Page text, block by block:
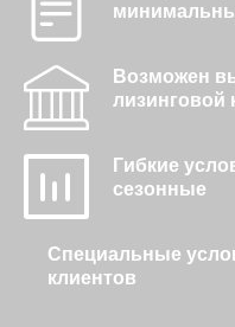
Возможен
лизинговой
Гибкие
сезонные
Специальные
клиентов